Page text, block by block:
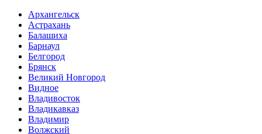
Архангельск
Астрахань
Балашиха
Барнаул
Белгород
Брянск
Великий Новгород
Видное
Владивосток
Владикавказ
Владимир
Волжский